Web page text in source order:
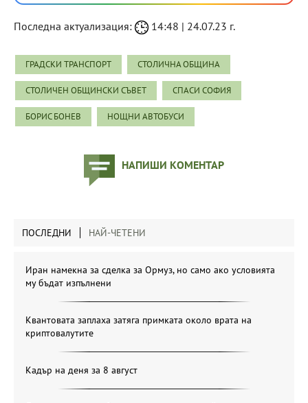
Последна актуализация: 14:48 | 24.07.23 г.
ГРАДСКИ ТРАНСПОРТ СТОЛИЧНА ОБЩИНА
СТОЛИЧЕН ОБЩИНСКИ СЪВЕТ СПАСИ СОФИЯ
БОРИС БОНЕВ НОЩНИ АВТОБУСИ
НАПИШИ КОМЕНТАР
ПОСЛЕДНИ НАЙ-ЧЕТЕНИ
Иран намекна за сделка за Ормуз, но само ако условията
му бъдат изпълнени
Квантовата заплаха затяга примката около врата на
криптовалутите
Кадър на деня за 8 август